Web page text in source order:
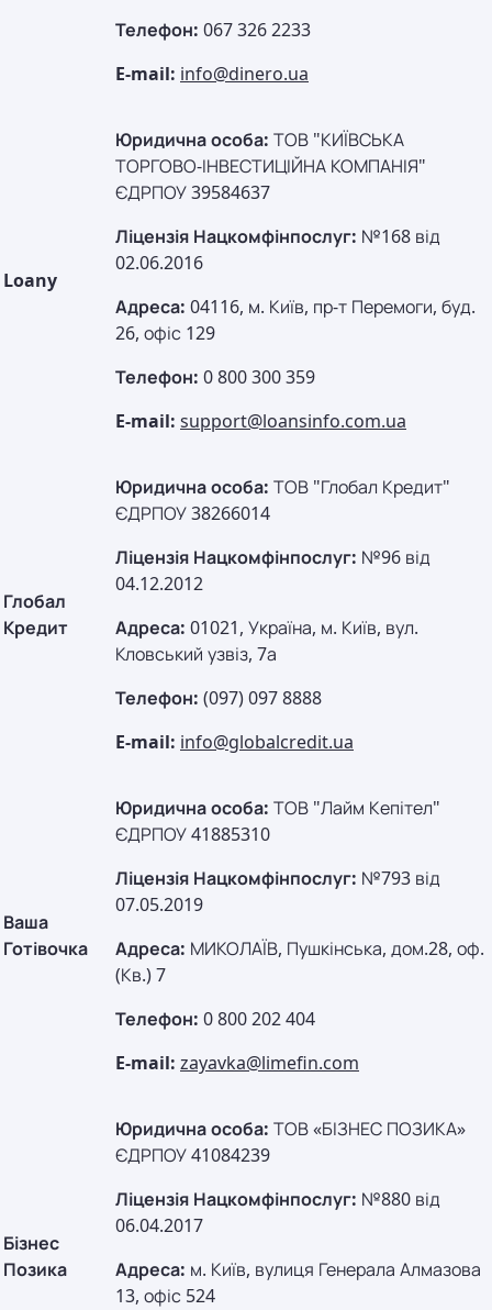
Телефон: 067 326 2233
E-mail: info@dinero.ua
Loany
Юридична особа: ТОВ "КИЇВСЬКА
ТОРГОВО-ІНВЕСТИЦІЙНА КОМПАНІЯ"
ЄДРПОУ 39584637
Ліцензія Нацкомфінпослуг: №168 від
02.06.2016
Адреса: 04116, м. Київ, пр-т Перемоги, буд.
26, офіс 129
Телефон: 0 800 300 359
E-mail: support@loansinfo.com.ua
Глобал
Кредит
Юридична особа: ТОВ "Глобал Кредит"
ЄДРПОУ 38266014
Ліцензія Нацкомфінпослуг: №96 від
04.12.2012
Адреса: 01021, Україна, м. Київ, вул.
Кловський узвіз, 7а
Телефон: (097) 097 8888
E-mail: info@globalcredit.ua
Ваша
Готівочка
Юридична особа: ТОВ "Лайм Кепітел"
ЄДРПОУ 41885310
Ліцензія Нацкомфінпослуг: №793 від
07.05.2019
Адреса: МИКОЛАЇВ, Пушкінська, дом.28, оф.
(Кв.) 7
Телефон: 0 800 202 404
E-mail: zayavka@limefin.com
Бізнес
Позика
Юридична особа: ТОВ «БІЗНЕС ПОЗИКА»
ЄДРПОУ 41084239
Ліцензія Нацкомфінпослуг: №880 від
06.04.2017
Адреса: м. Київ, вулиця Генерала Алмазова
13, офіс 524